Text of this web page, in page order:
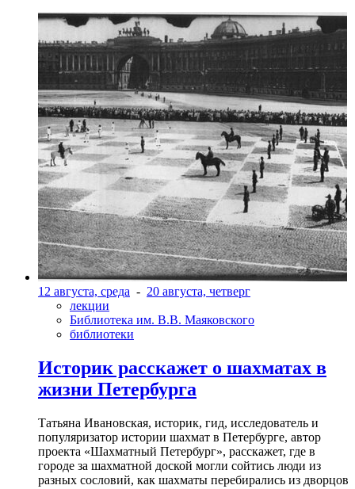
12 августа, среда - 20 августа, четверг
лекции
Библиотека им. В.В. Маяковского
библиотеки
Историк расскажет о шахматах в
жизни Петербурга
Татьяна Ивановская, историк, гид, исследователь и
популяризатор истории шахмат в Петербурге, автор
проекта «Шахматный Петербург», расскажет, где в
городе за шахматной доской могли сойтись люди из
разных сословий, как шахматы перебирались из дворцов